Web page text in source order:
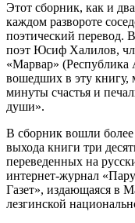
Этот сборник, как и
каждом развороте
поэтический перевод.
поэт Юсиф Халилов,
«Марвар» (Республика
вошедших в эту книгу,
минуты счастья и
души».
В сборник вошли
выхода книги три
переведенных на
интернет-журнал
Газет», издающаяся в
лезгинской